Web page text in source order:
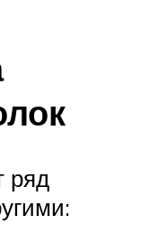
ряд